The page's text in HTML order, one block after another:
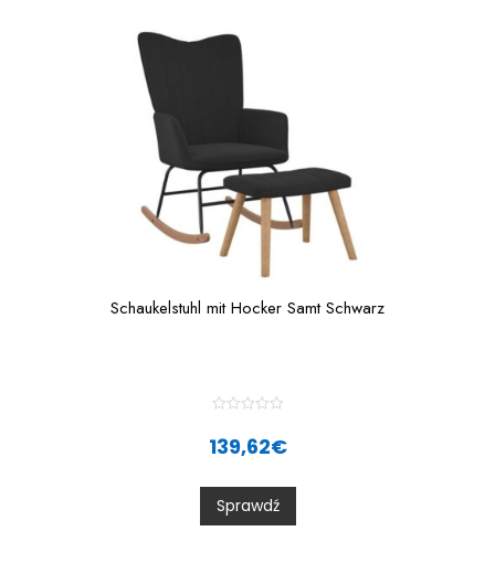
5
Schaukelstuhl mit Hocker Samt Schwarz
0
o
u
t
139,62€
Sprawdź